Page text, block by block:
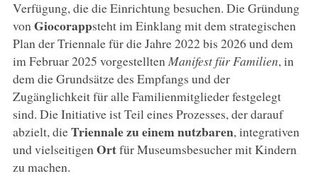
Verfügung, die die Einrichtung besuchen. Die Gründung
von Giocorappsteht im Einklang mit dem strategischen
Plan der Triennale für die Jahre 2022 bis 2026 und dem
im Februar 2025 vorgestellten Manifest für Familien, in
dem die Grundsätze des Empfangs und der
Zugänglichkeit für alle Familienmitglieder festgelegt
sind. Die Initiative ist Teil eines Prozesses, der darauf
abzielt, dieTriennale zu einem nutzbaren, integrativen
und vielseitigen Ortfür Museumsbesucher mit Kindern
zu machen.